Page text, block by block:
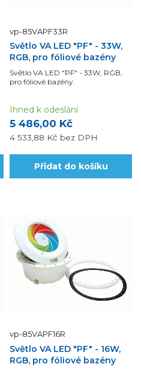
vp-85VAPF33R
Světlo VA LED "PF" - 33W,
RGB, pro fóliové bazény
Světlo VA LED "PF" - 33W, RGB,
pro fóliové bazény.
5 486,00 Kč
4 533,88 Kč bez DPH
Ihned k odeslání
Přidat do košíku
vp-85VAPF16R
Světlo VA LED "PF" - 16W,
RGB, pro fóliové bazény